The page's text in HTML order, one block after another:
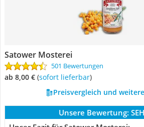
Satower Mosterei
501 Bewertungen
ab 8,00 € ( Sofort lieferbar)
Preisvergleich und
Unsere Bewertung: